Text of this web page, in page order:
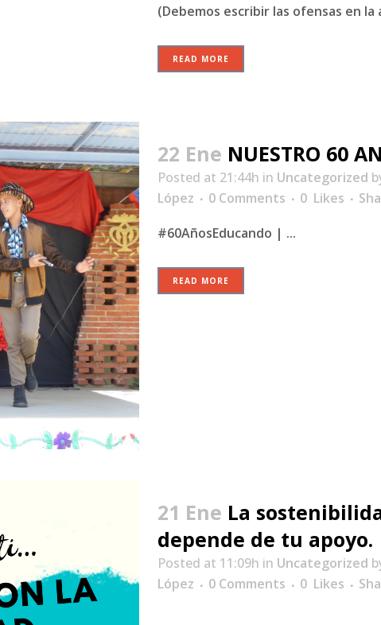
(Debemos escribir las ofensas en la
READ MORE
22 Ene NUESTRO 60
Posted at 21:44h in Uncategorized
López
0 Comments 0 Likes
#60AñosEducando | ...
READ MORE
21 Ene La
depende de tu apoyo.
Posted at 11:09h in Uncategorized
López
0 Comments 0 Likes